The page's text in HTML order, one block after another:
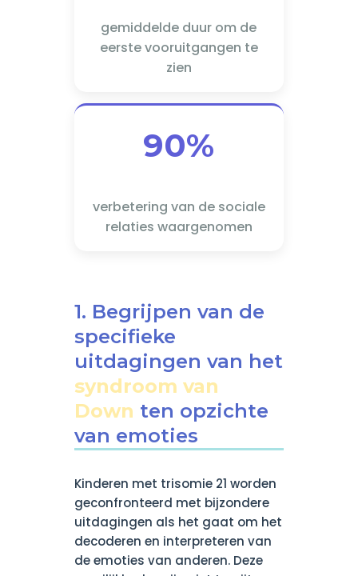
gemiddelde duur om de
eerste vooruitgangen te
zien
90%
verbetering van de sociale
relaties waargenomen
1. Begrijpen van de
specifieke
uitdagingen van het
syndroom van
Down ten opzichte
van emoties
Kinderen met trisomie 21 worden
geconfronteerd met bijzondere
uitdagingen als het gaat om het
decoderen en interpreteren van
de emoties van anderen. Deze